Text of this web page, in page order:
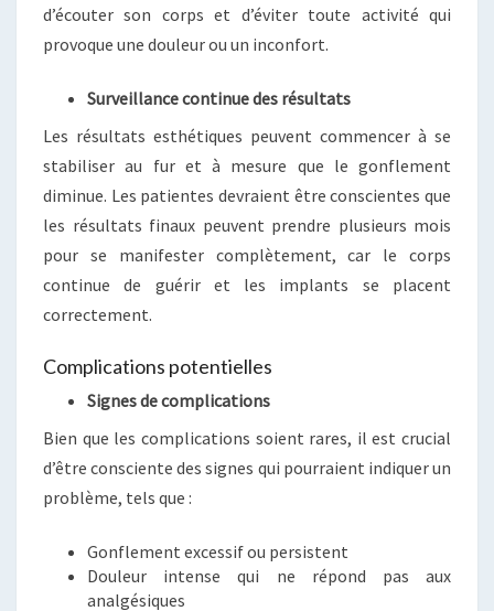
d’écouter son corps et d’éviter toute activité qui
provoque une douleur ou un inconfort.
Surveillance continue des résultats
Les résultats esthétiques peuvent commencer à se
stabiliser au fur et à mesure que le gonflement
diminue. Les patientes devraient être conscientes que
les résultats finaux peuvent prendre plusieurs mois
pour se manifester complètement, car le corps
continue de guérir et les implants se placent
correctement.
Complications potentielles
Signes de complications
Bien que les complications soient rares, il est crucial
d’être consciente des signes qui pourraient indiquer un
problème, tels que :
Gonflement excessif ou persistent
Douleur intense qui ne répond pas aux
analgésiques